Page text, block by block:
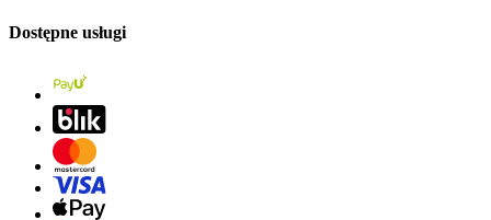
Dostępne usługi